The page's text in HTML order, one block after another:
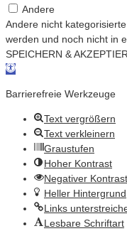
Andere
Andere nicht
werden und noch nicht in
SPEICHERN &
Werkzeugleiste öffnen
Barrierefreie Werkzeuge
Text vergrößern
Text verkleinern
Graustufen
Hoher Kontrast
Negativer Kontrast
Heller Hintergrund
Links
Lesbare Schriftart